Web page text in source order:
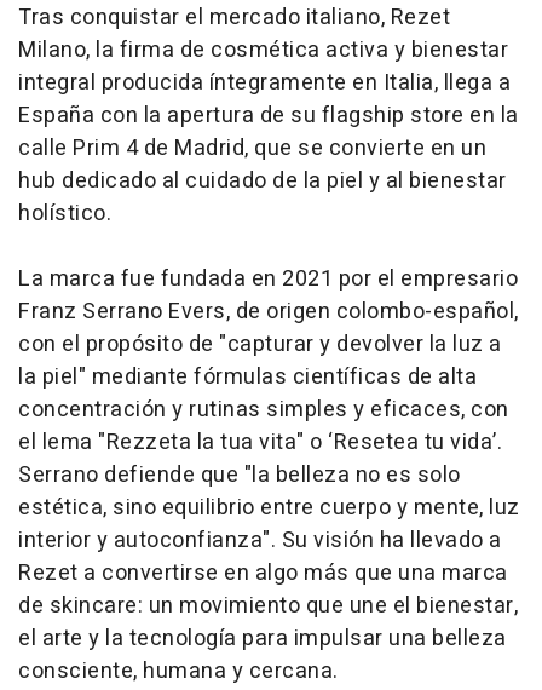
Tras conquistar el mercado italiano, Rezet
Milano, la firma de cosmética activa y bienestar
integral producida íntegramente en Italia, llega a
España con la apertura de su flagship store en la
calle Prim 4 de Madrid, que se convierte en un
hub dedicado al cuidado de la piel y al bienestar
holístico.
La marca fue fundada en 2021 por el empresario
Franz Serrano Evers, de origen colombo-español,
con el propósito de "capturar y devolver la luz a
la piel" mediante fórmulas científicas de alta
concentración y rutinas simples y eficaces, con
el lema "Rezzeta la tua vita" o ‘Resetea tu vida’.
Serrano defiende que "la belleza no es solo
estética, sino equilibrio entre cuerpo y mente, luz
interior y autoconfianza". Su visión ha llevado a
Rezet a convertirse en algo más que una marca
de skincare: un movimiento que une el bienestar,
el arte y la tecnología para impulsar una belleza
consciente, humana y cercana.